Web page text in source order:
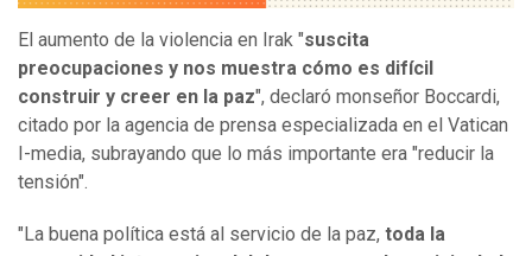
El aumento de la violencia en Irak "suscita
preocupaciones y nos muestra cómo es difícil
construir y creer en la paz", declaró monseñor Boccardi,
citado por la agencia de prensa especializada en el Vatican
I-media, subrayando que lo más importante era "reducir la
tensión".
"La buena política está al servicio de la paz, toda la